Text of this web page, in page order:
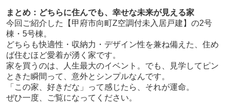
まとめ：どちらに住んでも、幸せな未来が見える家
今回ご紹介した【甲府市向町Z空調付未入居戸建】の2号
棟・5号棟。
どちらも快適性・収納力・デザイン性を兼ね備えた、住め
ば住むほど愛着が湧く家です。
家を買うのは、人生最大のイベント。でも、見学してピン
ときた瞬間って、意外とシンプルなんです。
「この家、好きだな」って感じたら、それが運命。
ぜひ一度、ご覧になってください。